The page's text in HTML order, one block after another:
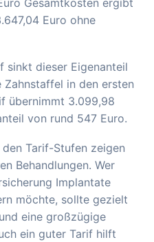
Gesamtkosten ergibt
Euro ohne
sinkt dieser Eigenanteil
in den ersten
übernimmt 3.099,98
von rund 547 Euro.
Tarif-Stufen zeigen
Behandlungen. Wer
Implantate
möchte, sollte gezielt
eine großzügige
ein guter Tarif hilft